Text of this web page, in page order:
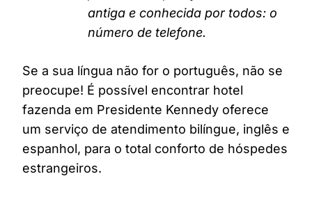
antiga e conhecida por todos: o
número de telefone.
Se a sua língua não for o português, não se
preocupe! É possível encontrar hotel
fazenda em Presidente Kennedy oferece
um serviço de atendimento bilíngue, inglês e
espanhol, para o total conforto de hóspedes
estrangeiros.